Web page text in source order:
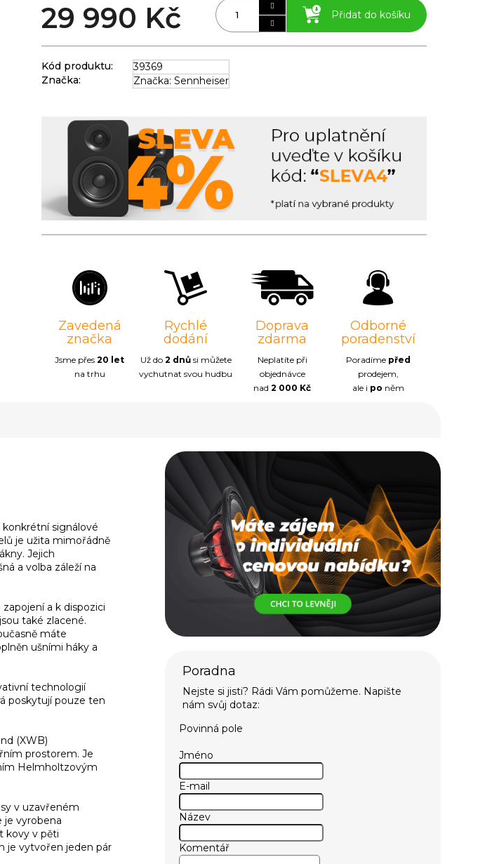
29 990 Kč Přidat do košíku
Kód produktu:
39369
Značka:
Značka: Sennheiser
Zavedená
značka
Jsme přes20 let
na trhu
Rychlé
dodání
Už do 2 dnůsi můžete
vychutnat svou hudbu
Doprava
zdarma
Neplatíte při
objednávce
nad2 000 Kč
Odborné
poradenství
Poradíme před
prodejem,
ale i po něm
signálové
je užita mimořádně
Jejich
a volba záleží na
a k dispozici
také zlacené.
máte
ušními háky a
technologií
poskytují pouze ten
(XWB)
prostorem. Je
Helmholtzovým
v uzavřeném
je vyrobena
kovy v pěti
je vytvořen jeden pár
Povinná pole
Jméno
E-mail
Název
Komentář